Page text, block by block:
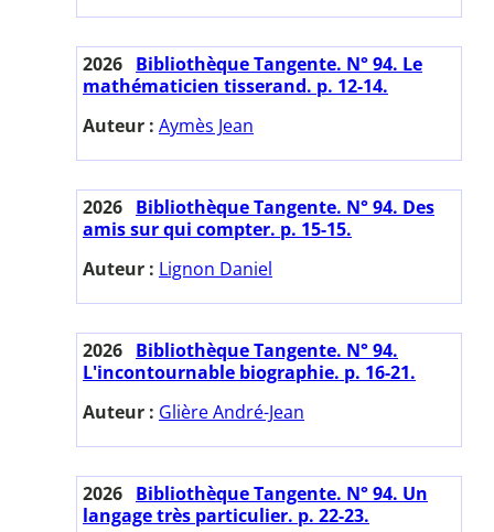
2026 Bibliothèque Tangente. N° 94. Le
mathématicien tisserand. p. 12-14.
Auteur : Aymès Jean
2026 Bibliothèque Tangente. N° 94. Des
amis sur qui compter. p. 15-15.
Auteur : Lignon Daniel
2026 Bibliothèque Tangente. N° 94.
L'incontournable biographie. p. 16-21.
Auteur : Glière André-Jean
2026 Bibliothèque Tangente. N° 94. Un
langage très particulier. p. 22-23.